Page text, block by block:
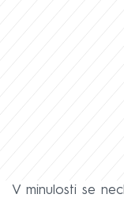
V minulosti se